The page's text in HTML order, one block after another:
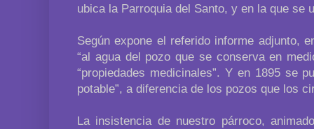
ubica la Parroquia del Santo, y en la que se
Según expone el referido informe adjunto,
“al agua del pozo que se conserva en
“propiedades medicinales”. Y en 1895 se
potable”, a diferencia de los pozos que los
La insistencia de nuestro párroco,